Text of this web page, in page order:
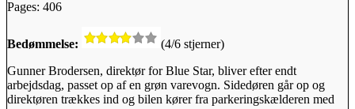
Pages: 406
Bedømmelse:
(4/6 stjerner)
Gunner Brodersen, direktør for Blue Star, bliver efter endt
arbejdsdag, passet op af en grøn varevogn. Sidedøren går op og
direktøren trækkes ind og bilen kører fra parkeringskælderen med